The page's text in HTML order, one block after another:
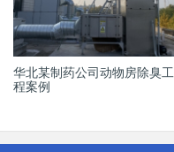
华北某制药公司动物房除臭工
程案例